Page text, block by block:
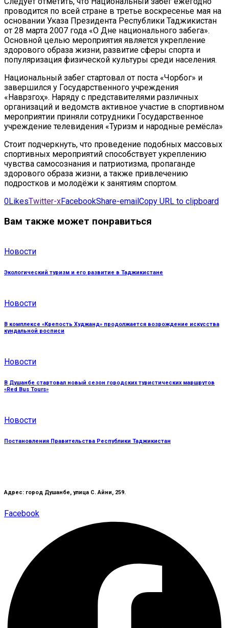
проводится по всей стране в третье воскресенье мая на
основании Указа Президента Республики Таджикистан
от 28 марта 2007 года «О Дне национального забега».
Основной целью мероприятия является укрепление
здорового образа жизни, развитие сферы спорта и
популяризация физической культуры среди населения.
Национальный забег стартовал от поста «Чорбог» и
завершился у Государственного учреждения
«Наврӯзгоҳ». Наряду с представителями различных
организаций и ведомств активное участие в спортивном
мероприятии приняли сотрудники Государственное
учреждение телевидения «Туризм и народные ремёсла»
Стоит подчеркнуть, что проведение подобных массовых
спортивных мероприятий способствует укреплению
чувства самосознания и патриотизма, пропаганде
здорового образа жизни, а также привлечению
подростков и молодёжи к занятиям спортом.
0LikesTwitter-xFacebookShare-email Copy URL to clipboard
Вам также может понравиться
Новости
Экологический туризм и его развитие в Таджикистане
Новости
В комплексе «Крепость Худжанд» продолжается возрождение искусства
кундальной росписи
Новости
В Душанбе стартовал новый сезон городских туристических маршрутов
«Red Bus Tours»
Новости
Постановления Правительства Республики Таджикистан
Адрес: город Душанбе, улица С. Айни, 259.
Facebook